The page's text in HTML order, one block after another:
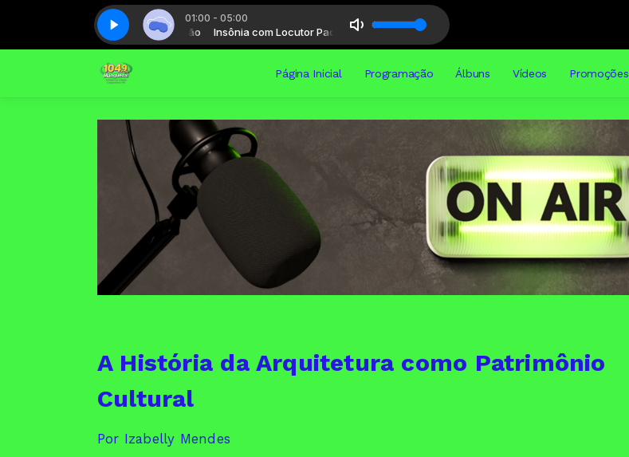
01:00 - 05:00
Insônia com Locutor Padrão Insônia com Locutor Padrão
Insônia - Parte 01 Insônia - Parte 01
Página Inicial Programação Álbuns Vídeos Promoções
A História da Arquitetura como Patrimônio
Cultural
Por Izabelly Mendes